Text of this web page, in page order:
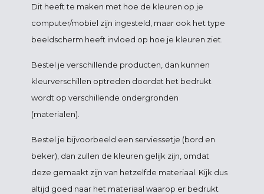
Dit heeft te maken met hoe de kleuren op je
computer/mobiel zijn ingesteld, maar ook het type
beeldscherm heeft invloed op hoe je kleuren ziet.
Bestel je verschillende producten, dan kunnen
kleurverschillen optreden doordat het bedrukt
wordt op verschillende ondergronden
(materialen).
Bestel je bijvoorbeeld een serviessetje (bord en
beker), dan zullen de kleuren gelijk zijn, omdat
deze gemaakt zijn van hetzelfde materiaal. Kijk dus
altijd goed naar het materiaal waarop er bedrukt